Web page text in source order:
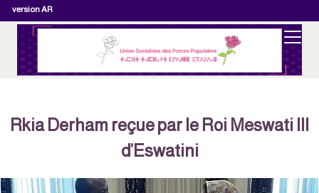
version AR
​Rkia Derham reçue par le Roi Meswati III
d’Eswatini